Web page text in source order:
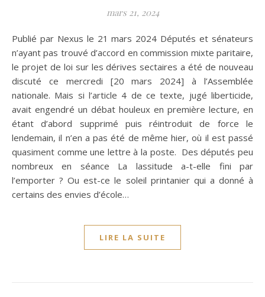
mars 21, 2024
Publié par Nexus le 21 mars 2024 Députés et sénateurs
n’ayant pas trouvé d’accord en commission mixte paritaire,
le projet de loi sur les dérives sectaires a été de nouveau
discuté ce mercredi [20 mars 2024] à l’Assemblée
nationale. Mais si l’article 4 de ce texte, jugé liberticide,
avait engendré un débat houleux en première lecture, en
étant d’abord supprimé puis réintroduit de force le
lendemain, il n’en a pas été de même hier, où il est passé
quasiment comme une lettre à la poste. Des députés peu
nombreux en séance La lassitude a-t-elle fini par
l’emporter ? Ou est-ce le soleil printanier qui a donné à
certains des envies d’école…
LIRE LA SUITE